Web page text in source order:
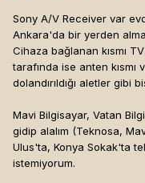
Sony A/V Receiver var
Ankara'da bir yerden
Cihaza bağlanan kısmı
tarafında ise anten
dolandırıldığı aletler gibi
Mavi Bilgisayar, Vatan
gidip alalım (Teknosa,
Ulus'ta, Konya Sokak'ta
istemiyorum.